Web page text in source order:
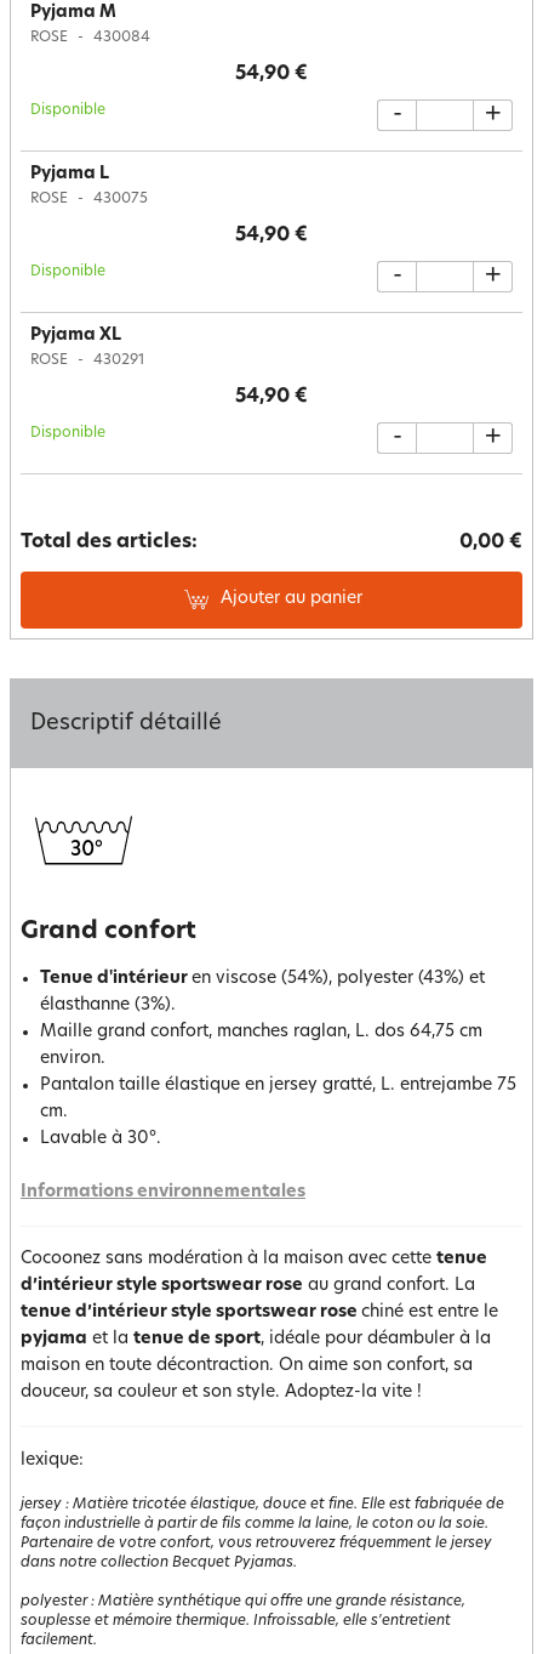
Pyjama M
ROSE 430084
54,90 €
Disponible - +
Pyjama L
ROSE 430075
54,90 €
Disponible - +
Pyjama XL
ROSE 430291
54,90 €
Disponible - +
Total des articles: 0,00 €
Ajouter au panier
Descriptif détaillé
Grand confort
Tenue d'intérieur en viscose (54%), polyester (43%) et
élasthanne (3%).
Maille grand confort, manches raglan, L. dos 64,75 cm
environ.
Pantalon taille élastique en jersey gratté, L. entrejambe 75
cm.
Lavable à 30°.
Informations environnementales
Cocoonez sans modération à la maison avec cette tenue
d’intérieur style sportswear rose au grand confort. La
tenue d’intérieur style sportswear rose chiné est entre le
pyjama et la tenue de sport, idéale pour déambuler à la
maison en toute décontraction. On aime son confort, sa
douceur, sa couleur et son style. Adoptez-la vite !
lexique:
jersey : Matière tricotée élastique, douce et fine. Elle est fabriquée de
façon industrielle à partir de fils comme la laine, le coton ou la soie.
Partenaire de votre confort, vous retrouverez fréquemment le jersey
dans notre collection Becquet Pyjamas.
polyester: Matière synthétique qui offre une grande résistance,
souplesse et mémoire thermique. Infroissable, elle s'entretient
facilement.